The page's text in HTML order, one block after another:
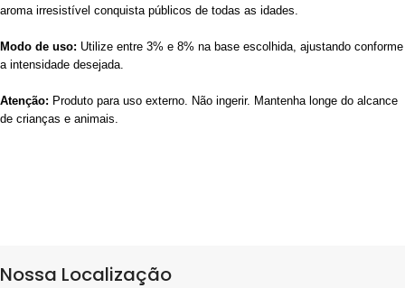
aroma irresistível conquista públicos de todas as idades.
Modo de uso: Utilize entre 3% e 8% na base escolhida, ajustando conforme
a intensidade desejada.
Atenção: Produto para uso externo. Não ingerir. Mantenha longe do alcance
de crianças e animais.
Nossa Localização